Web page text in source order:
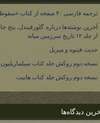
ترجمه فارسی ۴۰ صفحه از کتاب «سقوط نومه‌نور»
آخرین نوشته‌ها درباره گلورفیندل، پنج
از جلد ۱۲ تاریخ سرزمین میانه
حدیث فینوه و میریل
نسخه دوم روکش جلد کتاب سیلماریلیون
نسخه دوم روکش جلد کتاب هابیت
دیدگاه‌ها